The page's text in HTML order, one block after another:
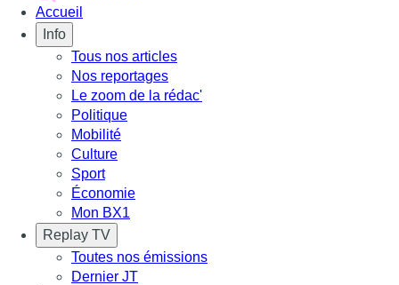
Accueil
Info
Tous nos articles
Nos reportages
Le zoom de la rédac'
Politique
Mobilité
Culture
Sport
Économie
Mon BX1
Replay TV
Toutes nos émissions
Dernier JT